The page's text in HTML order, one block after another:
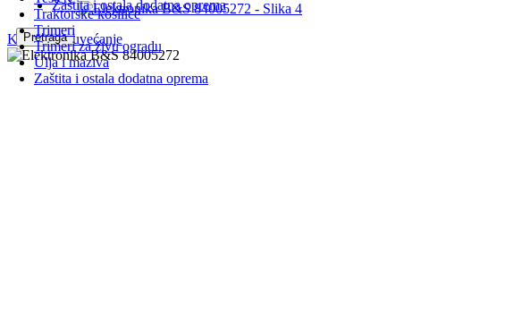
Zaštita i ostala dodatna oprema
Pretraga
Traktorske kosilice
Trimeri
Trimeri za živu ogradu
Ulja i maziva
Zaštita i ostala dodatna oprema
Kliknite za uvećanje